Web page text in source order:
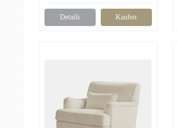
Details Kaufen